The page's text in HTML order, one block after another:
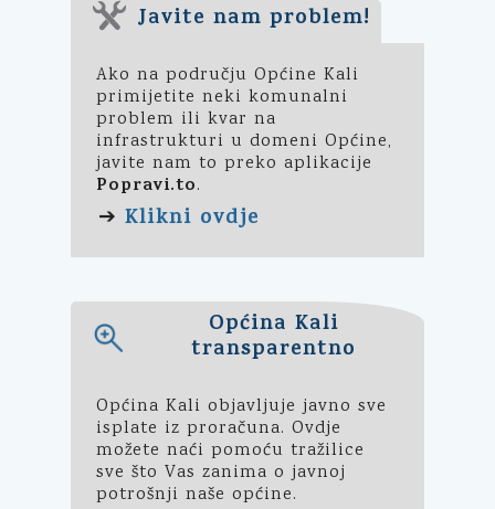
Javite nam problem!
Ako na području Općine Kali
primijetite neki komunalni
problem ili kvar na
infrastrukturi u domeni Općine,
javite nam to preko aplikacije
Popravi.to.
➔ Klikni ovdje
Općina Kali
transparentno
Općina Kali objavljuje javno sve
isplate iz proračuna. Ovdje
možete naći pomoću tražilice
sve što Vas zanima o javnoj
potrošnji naše općine.